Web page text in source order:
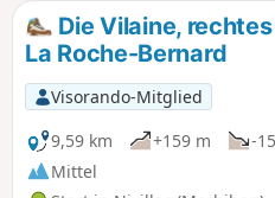
Die Vilaine,
La Roche-Bernard
Visorando-Mitglied
9,59 km
+159 m -
Mittel